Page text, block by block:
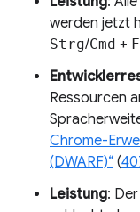
werden jetzt
Strg/Cmd + F
Ressourcen
Chrome-
(DWARF)“ (
Leistung: